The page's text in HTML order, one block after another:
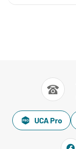
UCA Pro